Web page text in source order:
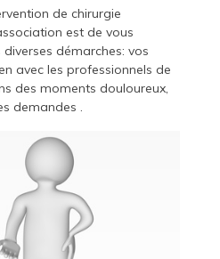
de chirurgie
est de vous
démarches: vos
avec les professionnels de
des moments douloureux,
demandes .